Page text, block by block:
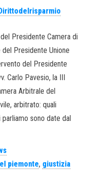
Dirittodelrisparmio
Presidente Camera di
Presidente Unione
del Presidente
Carlo Pavesio, la III
Arbitrale del
arbitrato: quali
sono date dal
piemonte, giustizia